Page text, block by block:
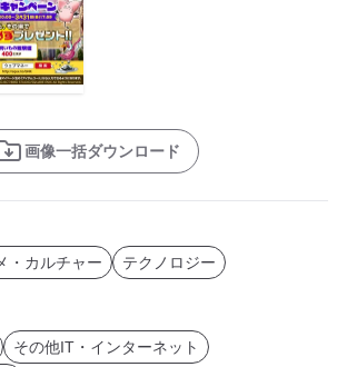
画像一括ダウンロード
・カルチャー
テクノロジー
その他IT・インターネット